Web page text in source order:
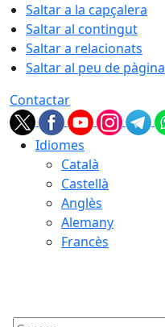
Saltar a la capçalera
Saltar al contingut
Saltar a relacionats
Saltar al peu de pàgina
Contactar
Idiomes
Català
Castellà
Anglès
Alemany
Francès